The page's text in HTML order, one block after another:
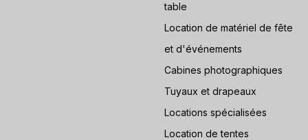
table
Location de matériel de fête
et d'événements
Cabines photographiques
Tuyaux et drapeaux
Locations spécialisées
Location de tentes